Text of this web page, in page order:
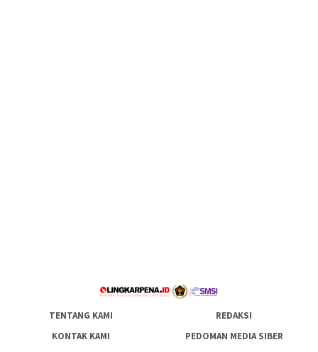
TENTANG KAMI
REDAKSI
KONTAK KAMI
PEDOMAN MEDIA SIBER